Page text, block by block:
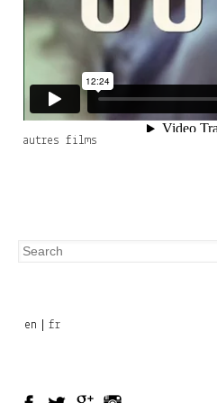
autres films
Search
en fr